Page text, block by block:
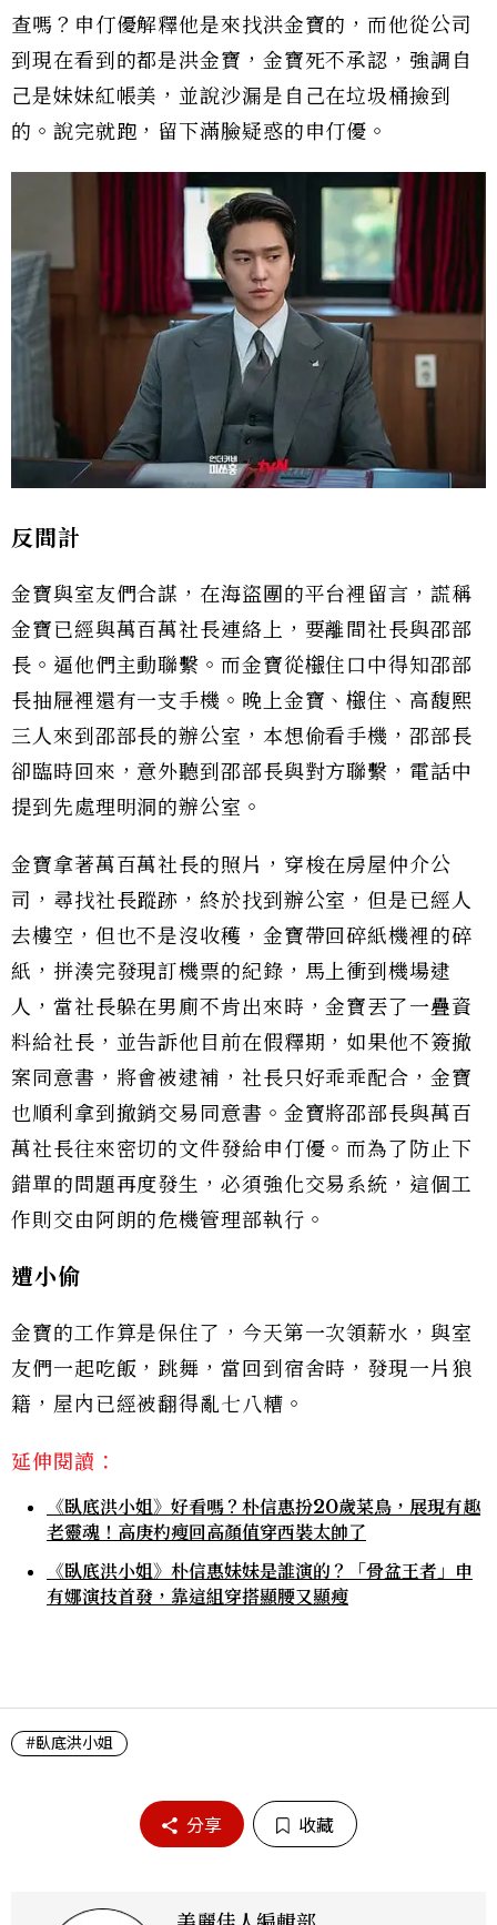
查嗎？申仃優解釋他是來找洪金寶的，而他從公司
到現在看到的都是洪金寶，金寶死不承認，強調自
己是妹妹紅帳美，並說沙漏是自己在垃圾桶撿到
的。說完就跑，留下滿臉疑惑的申仃優。
反間計
金寶與室友們合謀，在海盜團的平台裡留言，謊稱
金寶已經與萬百萬社長連絡上，要離間社長與邵部
長。逼他們主動聯繫。而金寶從檭住口中得知邵部
長抽屜裡還有一支手機。晚上金寶、檭住、高馥熙
三人來到邵部長的辦公室，本想偷看手機，邵部長
卻臨時回來，意外聽到邵部長與對方聯繫，電話中
提到先處理明洞的辦公室。
金寶拿著萬百萬社長的照片，穿梭在房屋仲介公
司，尋找社長蹤跡，終於找到辦公室，但是已經人
去樓空，但也不是沒收穫，金寶帶回碎紙機裡的碎
紙，拼湊完發現訂機票的紀錄，馬上衝到機場逮
人，當社長躲在男廁不肯出來時，金寶丟了一疊資
料給社長，並告訴他目前在假釋期，如果他不簽撤
案同意書，將會被逮補，社長只好乖乖配合，金寶
也順利拿到撤銷交易同意書。金寶將邵部長與萬百
萬社長往來密切的文件發給申仃優。而為了防止下
錯單的問題再度發生，必須強化交易系統，這個工
作則交由阿朗的危機管理部執行。
遭小偷
金寶的工作算是保住了，今天第一次領薪水，與室
友們一起吃飯，跳舞，當回到宿舍時，發現一片狼
籍，屋內已經被翻得亂七八糟。
延伸閱讀：
《臥底洪小姐》好看嗎？朴信惠扮20歲菜鳥，展現有趣
老靈魂！高庚杓瘦回高顏值穿西裝太帥了
《臥底洪小姐》朴信惠妹妹是誰演的？「骨盆王者」申
有娜演技首發，靠這組穿搭顯腰又顯瘦
#臥底洪小姐
分享 收藏